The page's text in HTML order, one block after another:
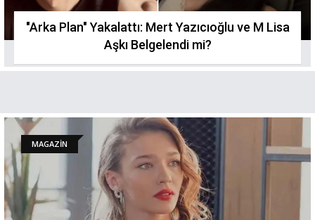
"Arka Plan" Yakalattı: Mert Yazıcıoğlu ve M Lisa
Aşkı Belgelendi mi?
MAGAZİN